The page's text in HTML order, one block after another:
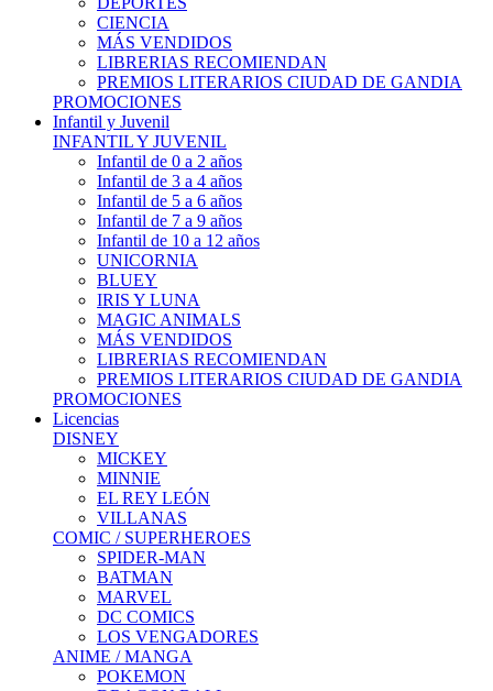
CIENCIA
MÁS VENDIDOS
LIBRERIAS RECOMIENDAN
PREMIOS LITERARIOS CIUDAD DE GANDIA
PROMOCIONES
Infantil y Juvenil
INFANTIL Y JUVENIL
Infantil de 0 a 2 años
Infantil de 3 a 4 años
Infantil de 5 a 6 años
Infantil de 7 a 9 años
Infantil de 10 a 12 años
UNICORNIA
BLUEY
IRIS Y LUNA
MAGIC ANIMALS
MÁS VENDIDOS
LIBRERIAS RECOMIENDAN
PREMIOS LITERARIOS CIUDAD DE GANDIA
PROMOCIONES
Licencias
DISNEY
MICKEY
MINNIE
EL REY LEÓN
VILLANAS
COMIC / SUPERHEROES
SPIDER-MAN
BATMAN
MARVEL
DC COMICS
LOS VENGADORES
ANIME / MANGA
POKEMON